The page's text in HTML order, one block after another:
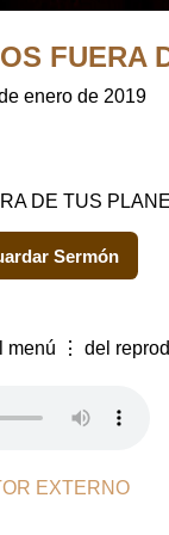
enero de 2019
DE TUS
Sermón
menú ⋮ del
EXTERNO